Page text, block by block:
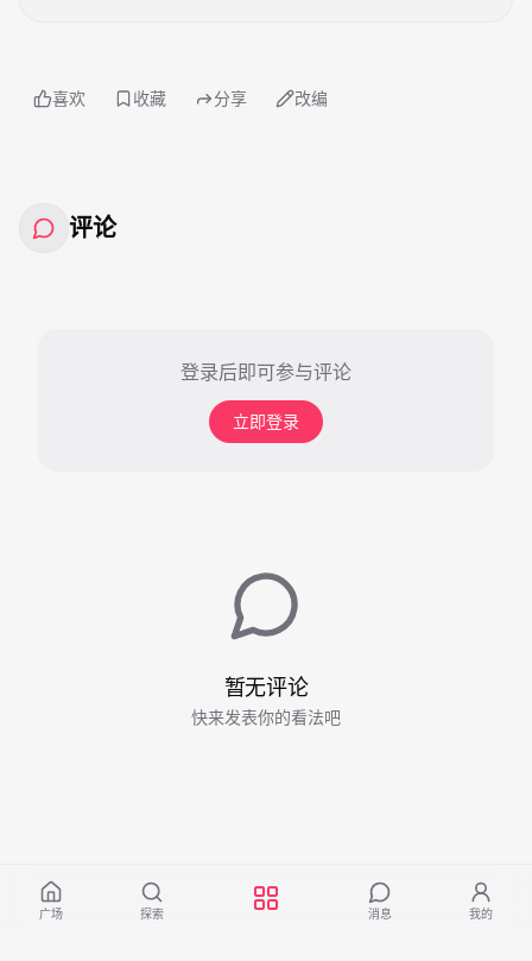
喜欢 收藏 分享 改编
评论
登录后即可参与评论
立即登录
暂无评论
快来发表你的看法吧
广场 探索 消息 我的